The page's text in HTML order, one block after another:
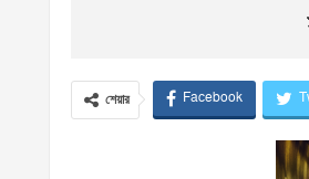
শেয়ার Facebook